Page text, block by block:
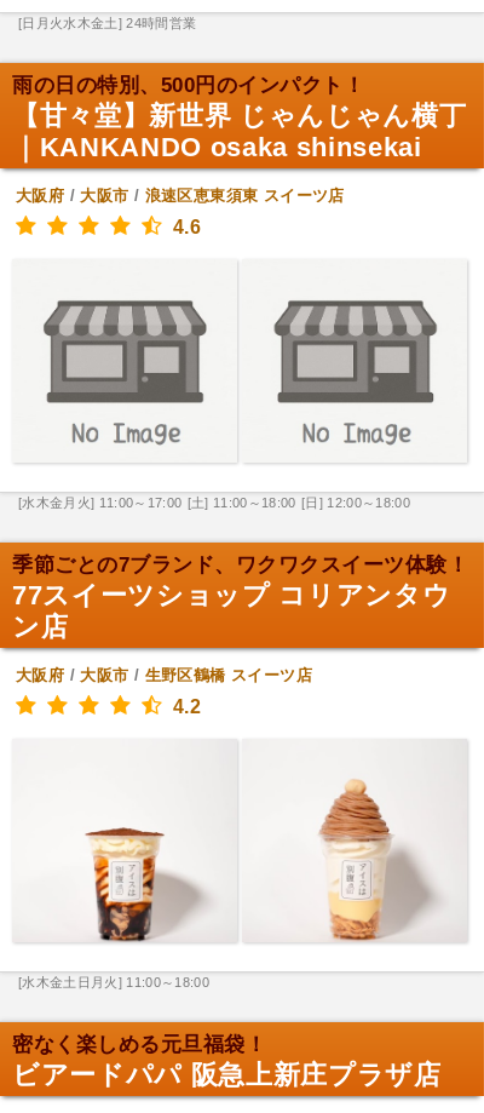
[日月火水木金土] 24時間営業
雨の日の特別、500円のインパクト！
【甘々堂】新世界 じゃんじゃん横丁
｜KANKANDO osaka shinsekai
大阪府 /大阪市 / 浪速区恵東須東 スイーツ店
4.6
[水木金月火] 11:00～17:00 [土] 11:00～18:00 [日] 12:00～18:00
季節ごとの7ブランド、ワクワクスイーツ体験！
77スイーツショップ コリアンタウ
ン店
大阪府 /大阪市 / 生野区鶴橋 スイーツ店
4.2
[水木金土日月火] 11:00～18:00
密なく楽しめる元旦福袋！
ビアードパパ 阪急上新庄プラザ店